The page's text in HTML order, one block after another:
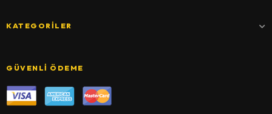
KATEGORILER
GÜVENLI ÖDEME